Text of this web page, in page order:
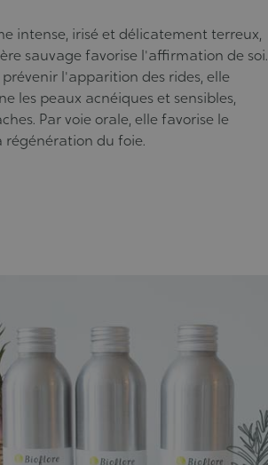
intense, irisé et délicatement terreux,
sauvage favorise l'affirmation de soi.
l'apparition des rides, elle
les peaux acnéiques et sensibles,
Par voie orale, elle favorise le
du foie.